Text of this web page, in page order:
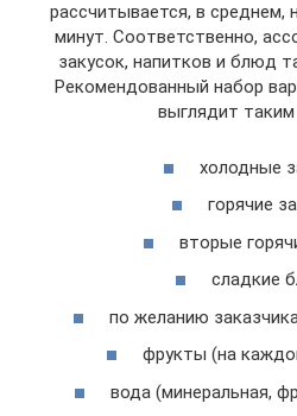
рассчитывается, в среднем,
минут. Соответственно,
закусок, напитков и блюд
Рекомендованный набор
выглядит
холодные
горячие
вторые
сладкие
по желанию
фрукты (на
вода (минеральная,